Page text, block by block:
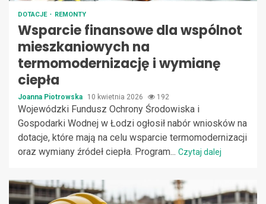
DOTACJE REMONTY
Wsparcie finansowe dla wspólnot
mieszkaniowych na
termomodernizację i wymianę
ciepła
Joanna Piotrowska 10 kwietnia 2026 192
Wojewódzki Fundusz Ochrony Środowiska i
Gospodarki Wodnej w Łodzi ogłosił nabór wniosków na
dotacje, które mają na celu wsparcie termomodernizacji
oraz wymiany źródeł ciepła. Program... Czytaj dalej